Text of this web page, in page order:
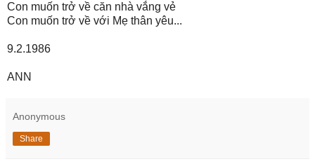
Con muốn trở về căn nhà vắng vẻ
Con muốn trở về với Mẹ thân yêu...
9.2.1986
ANN
Anonymous
Share